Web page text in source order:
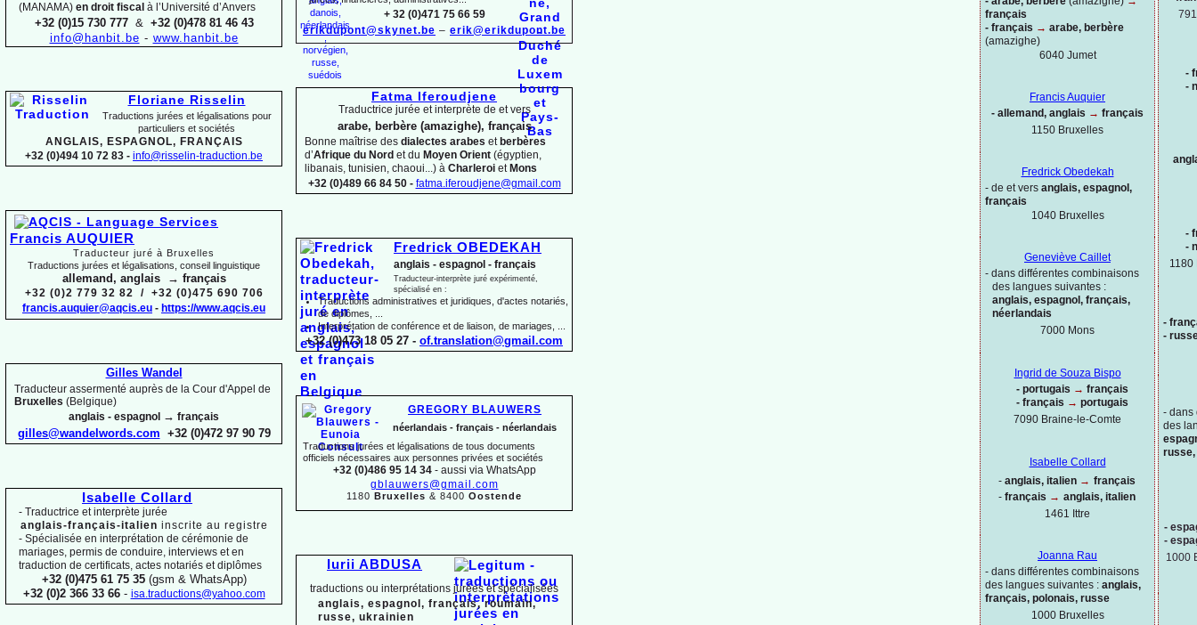
-
-
-
-
1180
-
-
- dans
des
russe,
-
-
1000
français
- français → arabe, berbère
(amazighe)
6040 Jumet
Francis Auquier
- allemand, anglais → français
1150 Bruxelles
Fredrick Obedekah
- de et vers anglais, espagnol,
français
1040 Bruxelles
Geneviève Caillet
- dans différentes combinaisons
des langues suivantes :
anglais, espagnol, français,
néerlandais
7000 Mons
Ingrid de Souza Bispo
- portugais → français
- français → portugais
7090 Braine-le-Comte
Isabelle Collard
- anglais, italien → français
- français → anglais, italien
1461 Ittre
Joanna Rau
- dans différentes combinaisons
des langues suivantes : anglais,
français, polonais, russe
1000 Bruxelles
+ 32 (0)471 75 66 59
erikdupont@skynet.be – erik@erikdupont.be
Fatma Iferoudjene
Traductrice jurée et interprète de et vers
arabe, berbère (amazighe), français
Bonne maîtrise des dialectes arabes et berbères
d’Afrique du Nord et du Moyen Orient (égyptien,
libanais, tunisien, chaoui...) à Charleroi et Mons
+32 (0)489 66 84 50 - fatma.iferoudjene@gmail.com
Fredrick OBEDEKAH
anglais - espagnol - français
Traducteur-interprète juré expérimenté,
spécialisé en :
Traductions administratives et juridiques, d'actes notariés,
de diplômes, ...
Interprétation de conférence et de liaison, de mariages, ...
+32 (0)473 18 05 27 - of.translation@gmail.com
GREGORY BLAUWERS
néerlandais - français - néerlandais
Traductions jurées et légalisations de tous documents
officiels nécessaires aux personnes privées et sociétés
+32 (0)486 95 14 34-aussi via WhatsApp
gblauwers@gmail.com
1180 Bruxelles & 8400 Oostende
Iurii ABDUSA
traductions ou interprétations jurées et spécialisées
anglais, espagnol, français, roumain,
russe, ukrainien
(MANAMA) en droit fiscal à l’Université d’Anvers
+32 (0)15 730 777& +32 (0)478 81 46 43
info@hanbit.be - www.hanbit.be
Floriane Risselin
Traductions jurées et légalisations pour
particuliers et sociétés
ANGLAIS, ESPAGNOL, FRANÇAIS
+32 (0)494 10 72 83 - info@risselin-traduction.be
Francis AUQUIER
Traducteur juré à Bruxelles
Traductions jurées et légalisations, conseil linguistique
allemand, anglais → français
+32 (0)2 779 32 82 / +32 (0)475 690 706
francis.auquier@aqcis.eu - https://www.aqcis.eu
Gilles Wandel
Traducteur assermenté auprès de la Cour d'Appel de
Bruxelles (Belgique)
anglais - espagnol → français
gilles@wandelwords.com +32 (0)472 97 90 79
Isabelle Collard
- Traductrice et interprète jurée
anglais-français-italien inscrite au registre
- Spécialisée en interprétation de cérémonie de
mariages, permis de conduire, interviews et en
traduction de certificats, actes notariés et diplômes
+32 (0)475 61 75 35(gsm & WhatsApp)
+32 (0)2 366 33 66 - isa.traductions@yahoo.com